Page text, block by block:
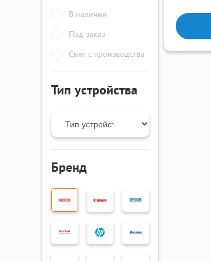
В наличии
Под заказ
Снят с производства
Тип устройства
Бренд